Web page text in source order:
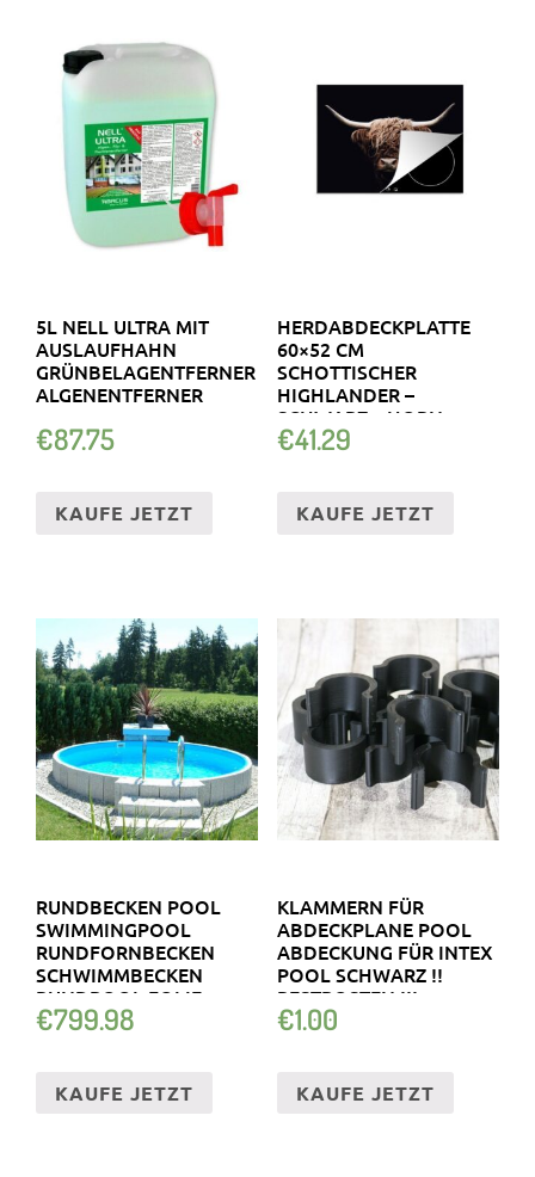
5L NELL ULTRA MIT
AUSLAUFHAHN
GRÜNBELAGENTFERNER
ALGENENTFERNER
€87.75
KAUFE JETZT
HERDABDECKPLATTE
60×52 CM
SCHOTTISCHER
HIGHLANDER –
SCHWARZ – HORN
€41.29
KAUFE JETZT
RUNDBECKEN POOL
SWIMMINGPOOL
RUNDFORNBECKEN
SCHWIMMBECKEN
RUNDPOOL FOLIE
0,8MM
€799.98
KAUFE JETZT
KLAMMERN FÜR
ABDECKPLANE POOL
ABDECKUNG FÜR INTEX
POOL SCHWARZ !!
RESTPOSTEN !!!
€1.00
KAUFE JETZT